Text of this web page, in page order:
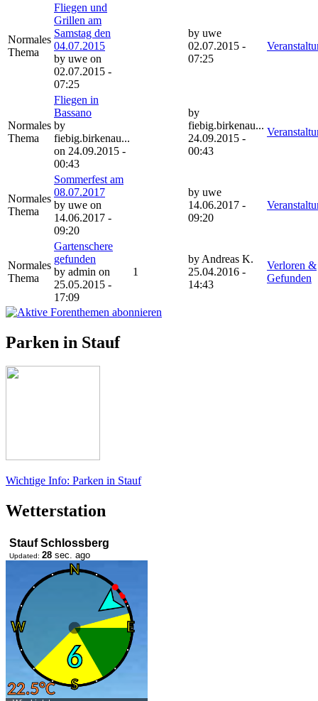
Normales
Thema
Fliegen und
Grillen am
Samstag den
04.07.2015
by uwe on
02.07.2015 -
07:25
by uwe
02.07.2015 -
07:25
Normales
Thema
Fliegen in
Bassano
by
fiebig.birkenau...
on 24.09.2015 -
00:43
by
fiebig.birkenau...
24.09.2015 -
00:43
Normales
Thema
Sommerfest am
08.07.2017
by uwe on
14.06.2017 -
09:20
by uwe
14.06.2017 -
09:20
Normales
Thema
Gartenschere
gefunden
by admin on
25.05.2015 -
17:09
1
by Andreas K.
25.04.2016 -
14:43
Verloren &
Gefunden
Parken in Stauf
Wichtige Info: Parken in Stauf
Wetterstation